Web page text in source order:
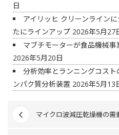
日
アイリッヒ クリーンライン
たにラインアップ 2026年5月27
マブチモーターが食品機械
2026年5月20日
分析効率とランニングコス
ンパク質分析装置 2026年5月13
マイクロ波減圧乾燥機の需